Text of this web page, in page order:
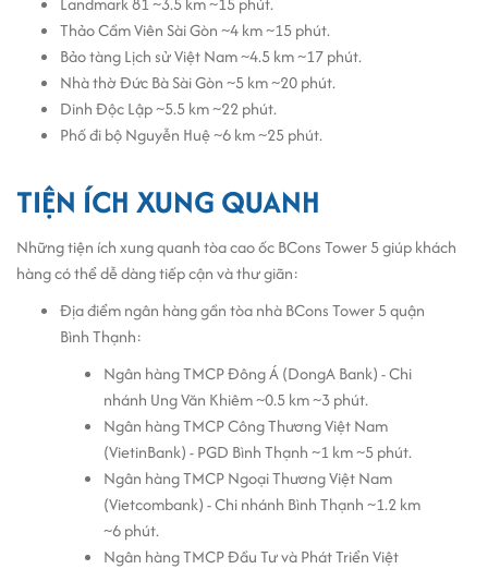
Thạnh Mỹ Tây:
Đỗ xe máy: Chỉ với 120.000 VND/xe/tháng, đảm bảo chi
phí hợp lý cho nhân viên.
Hệ thống điện: Tính theo giá điện kinh doanh, giúp doanh
nghiệp kiểm soát chi phí hiệu quả.
an toàn.
Không gian làm việc sáng tạo: Diện tích linh hoạt, dễ
dàng điều chỉnh theo nhu cầu của từng công ty.
Tại sao chọn BCons Tower 5?
Vị trí trung tâm khu Đông TP.HCM: Chỉ vài phút di chuyển
đến Quận 1, Thảo Điền (Quận 2), thuận tiện gặp gỡ đối
tác và khách hàng.
Chi phí thuê hợp lý: So với các văn phòng cho thuê quận
Bình Thạnh, BCons Tower 5 có giá tốt, phù hợp doanh
nghiệp đang tối ưu chi phí vận hành.
Kết nối thuận tiện: Gần các tuyến đường lớn như Điện
Biên Phủ, Nguyễn Hữu Cảnh, giúp mở rộng mạng lưới
giao thương nhanh chóng.
Thảo Cầm Viên Sài Gòn ~4 km ~15 phút.
Bảo tàng Lịch sử Việt Nam ~4.5 km ~17 phút.
Nhà thờ Đức Bà Sài Gòn ~5 km ~20 phút.
Dinh Độc Lập ~5.5 km ~22 phút.
Phố đi bộ Nguyễn Huệ ~6 km ~25 phút.
TIỆN ÍCH XUNG QUANH
Những tiện ích xung quanh tòa cao ốc BCons Tower 5 giúp khách
hàng có thể dễ dàng tiếp cận và thư giãn:
Địa điểm ngân hàng gần tòa nhà BCons Tower 5 quận
Bình Thạnh:
Ngân hàng TMCP Đông Á (DongA Bank) - Chi
nhánh Ung Văn Khiêm ~0.5 km ~3 phút.
Ngân hàng TMCP Công Thương Việt Nam
(VietinBank) - PGD Bình Thạnh ~1 km ~5 phút.
Ngân hàng TMCP Ngoại Thương Việt Nam
(Vietcombank) - Chi nhánh Bình Thạnh ~1.2 km
~6 phút.
Ngân hàng TMCP Đầu Tư và Phát Triển Việt